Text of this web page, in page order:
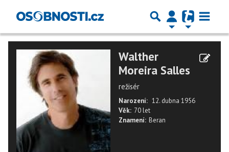
Walther
Moreira Salles
režisér
Narození: 12. dubna 1956
Věk: 70 let
Znamení: Beran